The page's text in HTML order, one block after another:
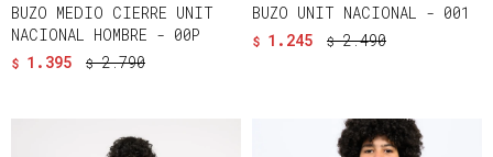
BUZO MEDIO CIERRE UNIT
NACIONAL HOMBRE - 00P
$ 1.395 $ 2.790
BUZO UNIT NACIONAL - 001
$ 1.245 $ 2.490